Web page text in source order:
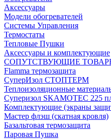
Аксессуары
Модели обогревателей
Системы Управления
Термостаты
Тепловые Пушки
Аксессуары и комплектующие
СОПУТСТВУЮЩИЕ
Flamma термозащита
СуперИзол СТОПТЕРМ
Теплоизоляционные
Суперизол SKAMOTEC 225
Комплектующие (экраны
Мастер флэш (скатная кровля)
Базальтовая термозащита
Паровая Пушка